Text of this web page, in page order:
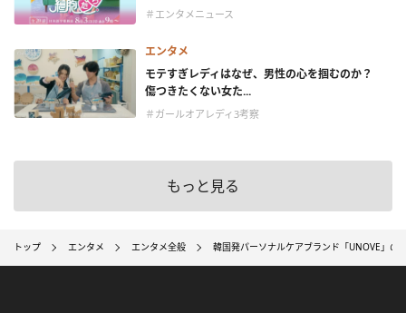
＃エンタメニュース
エンタメ
モテすぎレディはなぜ、男性の心を掴むのか？
傷つきたくない女た...
＃ガールオアレディ3考察
もっと見る
トップ エンタメ エンタメ全般 韓国発パーソナルケアブランド「UNOVE」の